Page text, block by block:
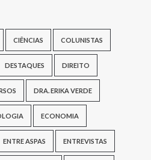
CIÊNCIAS COLUNISTAS
DESTAQUES DIREITO
DRA. ERIKA VERDE
ECONOMIA
ENTRE ASPAS ENTREVISTAS